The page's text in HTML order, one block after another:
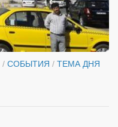
/ СОБЫТИЯ / ТЕМА ДНЯ